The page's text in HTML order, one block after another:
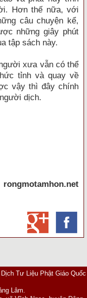
Hơn thế nữa, với
câu chuyện kể,
những giây phút
tập sách này.
xưa vẫn có thể
tỉnh và quay về
vậy thì đây chính
dịch.
rongmotamhon.net
Tư Liệu Phật Giáo Quốc
Lâm.